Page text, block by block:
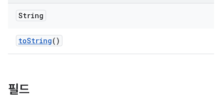
String
toString()
필드